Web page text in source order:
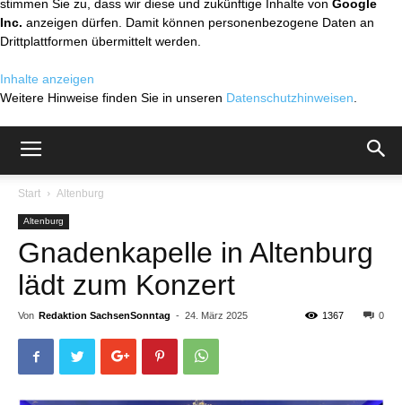
stimmen Sie zu, dass wir diese und zukünftige Inhalte von Google
Inc. anzeigen dürfen. Damit können personenbezogene Daten an
Drittplattformen übermittelt werden.
Inhalte anzeigen
Weitere Hinweise finden Sie in unseren Datenschutzhinweisen
Start Altenburg
Altenburg
Gnadenkapelle in Altenburg
lädt zum Konzert
Von Redaktion SachsenSonntag - 24. März 2025 0
1367